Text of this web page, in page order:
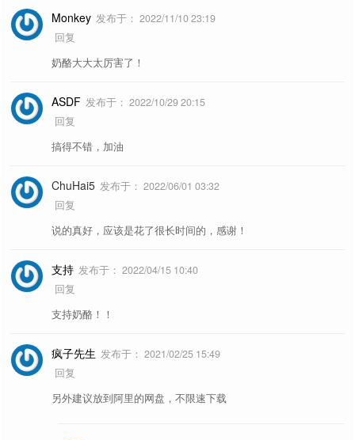
Monkey 发布于： 2022/11/10 23:19
回复
奶酪大大太厉害了！
ASDF 发布于： 2022/10/29 20:15
回复
搞得不错，加油
ChuHai5 发布于： 2022/06/01 03:32
回复
说的真好，应该是花了很长时间的，感谢！
支持 发布于： 2022/04/15 10:40
回复
支持奶酪！！
疯子先生 发布于： 2021/02/25 15:49
回复
另外建议放到阿里的网盘，不限速下载